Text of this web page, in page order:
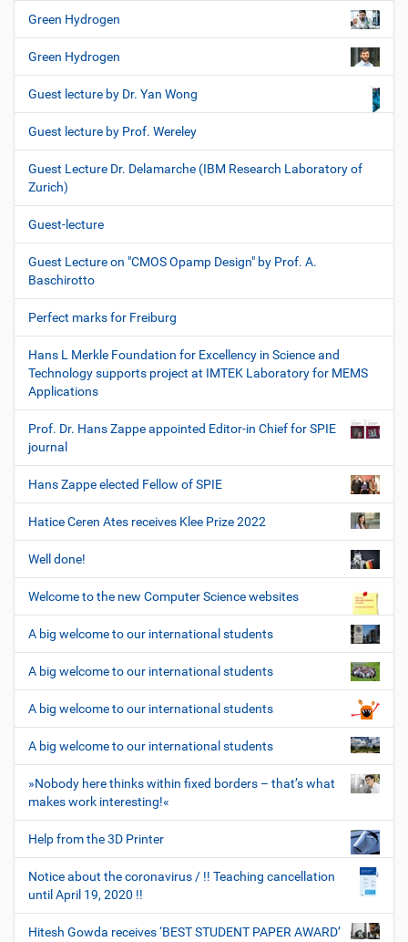
Green Hydrogen
Green Hydrogen
Guest lecture by Dr. Yan Wong
Guest lecture by Prof. Wereley
Guest Lecture Dr. Delamarche (IBM Research Laboratory of
Zurich)
Guest-lecture
Guest Lecture on "CMOS Opamp Design" by Prof. A.
Baschirotto
Perfect marks for Freiburg
Hans L Merkle Foundation for Excellency in Science and
Technology supports project at IMTEK Laboratory for MEMS
Applications
Prof. Dr. Hans Zappe appointed Editor-in Chief for SPIE
journal
Hans Zappe elected Fellow of SPIE
Hatice Ceren Ates receives Klee Prize 2022
Well done!
Welcome to the new Computer Science websites
A big welcome to our international students
A big welcome to our international students
A big welcome to our international students
A big welcome to our international students
»Nobody here thinks within fixed borders – that’s what
makes work interesting!«
Help from the 3D Printer
Notice about the coronavirus / !! Teaching cancellation
until April 19, 2020 !!
Hitesh Gowda receives ‘BEST STUDENT PAPER AWARD’